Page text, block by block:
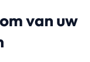
van uw